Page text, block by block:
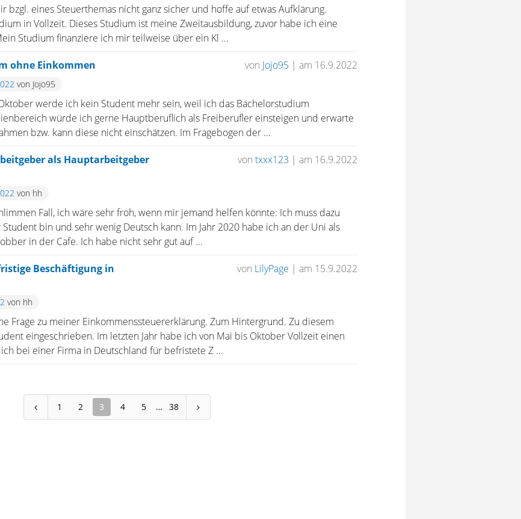
bzgl. eines Steuerthemas nicht ganz sicher und hoffe auf etwas Aufklärung.
in Vollzeit. Dieses Studium ist meine Zweitausbildung, zuvor habe ich eine
Studium finanziere ich mir teilweise über ein Kl ...
ohne Einkommen von Jojo95 | am 16.9.2022
von Jojo95
werde ich kein Student mehr sein, weil ich das Bachelorstudium
würde ich gerne Hauptberuflich als Freiberufler einsteigen und erwarte
bzw. kann diese nicht einschätzen. Im Fragebogen der ...
als Hauptarbeitgeber
von txxx123 | am 16.9.2022
von hh
Fall, ich wäre sehr froh, wenn mir jemand helfen könnte: Ich muss dazu
Student bin und sehr wenig Deutsch kann. Im Jahr 2020 habe ich an der Uni als
in der Cafe. Ich habe nicht sehr gut auf ...
Beschäftigung in
von LilyPage | am 15.9.2022
von hh
Frage zu meiner Einkommenssteuererklärung. Zum Hintergrund. Zu diesem
eingeschrieben. Im letzten Jahr habe ich von Mai bis Oktober Vollzeit einen
bei einer Firma in Deutschland für befristete Z ...
1 2 3 4 5 38